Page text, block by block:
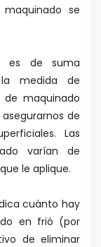
se
es de suma
medida de
maquinado
de
Las
varían de
le aplique.
cuánto hay
en frió (por
de eliminar